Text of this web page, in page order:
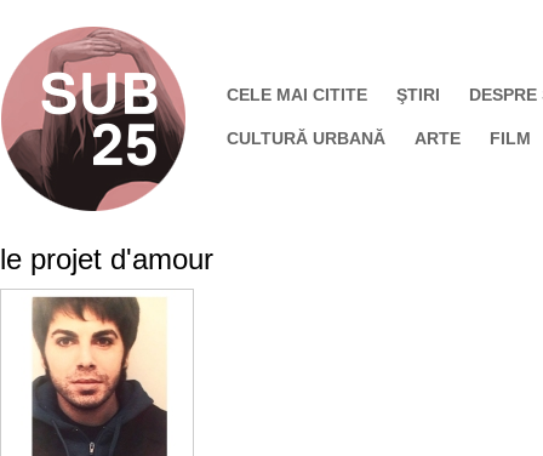
CELE MAI CITITE ŞTIRI DESPRE
CULTURĂ URBANĂ ARTE FILM
le projet d'amour